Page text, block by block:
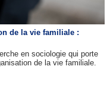
de la vie familiale :
en sociologie qui porte
de la vie familiale.